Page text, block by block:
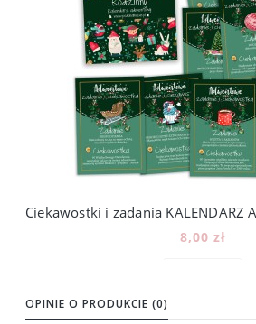
8,00 zł
OPINIE O PRODUKCIE (0)